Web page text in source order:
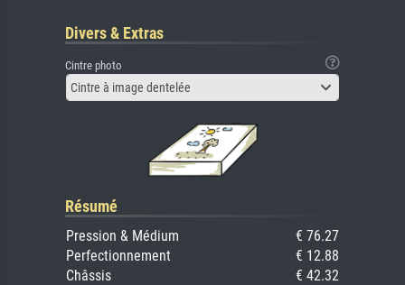
Divers & Extras
Cintre photo
Cintre à image dentelée
Résumé
Pression & Médium
€ 76.27
Perfectionnement
€ 12.88
Châssis
€ 42.32